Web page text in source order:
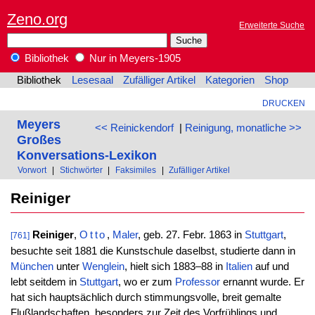
Zeno.org Erweiterte Suche
Bibliothek
Nur in Meyers-1905
Bibliothek
Lesesaal Zufälliger Artikel Kategorien Shop
DRUCKEN
<< Reinickendorf| Reinigung, monatliche >>
Meyers
Großes
Konversations-Lexikon
Vorwort Stichwörter Faksimiles Zufälliger Artikel
Reiniger
[761] Reiniger, Otto , Maler, geb. 27. Febr. 1863 in Stuttgart,
besuchte seit 1881 die Kunstschule daselbst, studierte dann in
Münchenunter Wenglein, hielt sich 1883–88 in Italienauf und
lebt seitdem in Stuttgart, wo er zum Professorernannt wurde. Er
hat sich hauptsächlich durch stimmungsvolle, breit gemalte